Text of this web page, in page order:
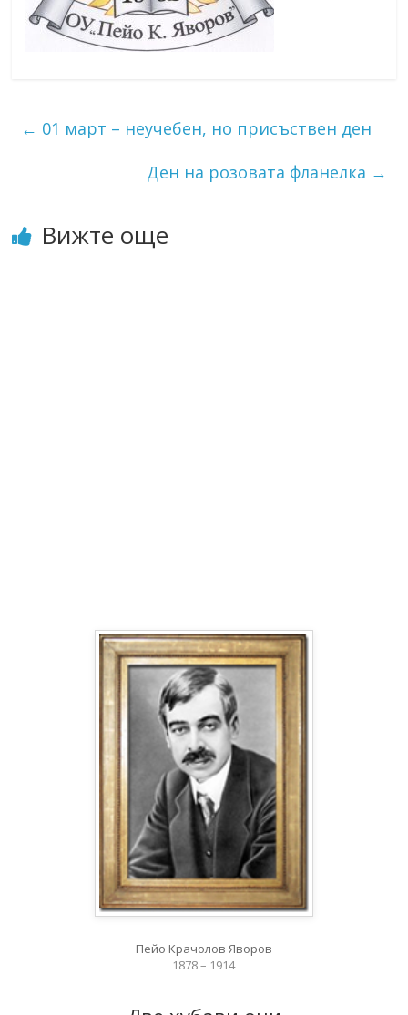
← 01 март – неучебен, но присъствен ден
Ден на розовата фланелка →
Вижте още
Пейо Крачолов Яворов
1878 – 1914